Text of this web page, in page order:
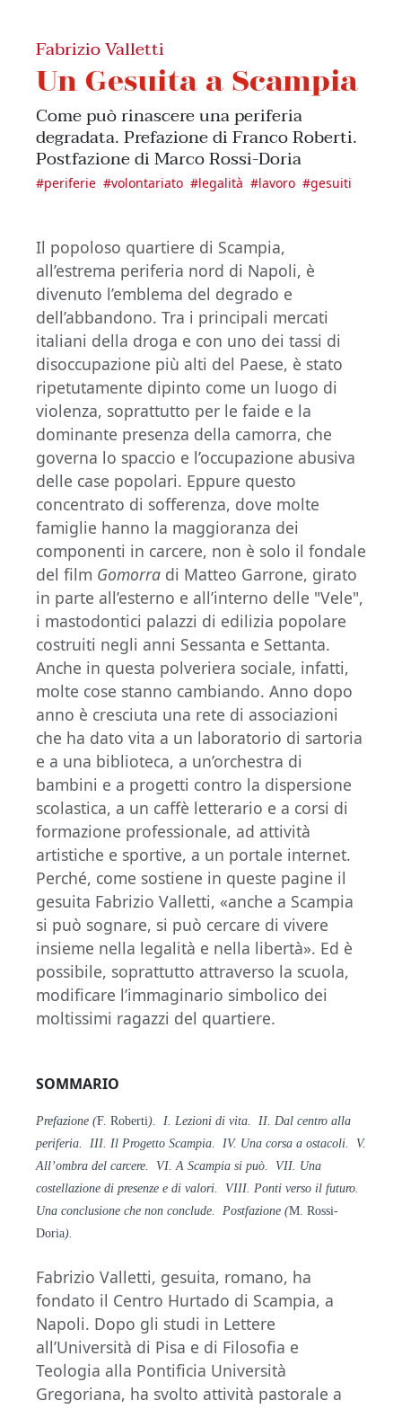
Fabrizio Valletti
Un Gesuita a Scampia
Come può rinascere una periferia
degradata. Prefazione di Franco Roberti.
Postfazione di Marco Rossi-Doria
#periferie #volontariato #legalità #lavoro #gesuiti
Il popoloso quartiere di Scampia,
all’estrema periferia nord di Napoli, è
divenuto l’emblema del degrado e
dell’abbandono. Tra i principali mercati
italiani della droga e con uno dei tassi di
disoccupazione più alti del Paese, è stato
ripetutamente dipinto come un luogo di
violenza, soprattutto per le faide e la
dominante presenza della camorra, che
governa lo spaccio e l’occupazione abusiva
delle case popolari. Eppure questo
concentrato di sofferenza, dove molte
famiglie hanno la maggioranza dei
componenti in carcere, non è solo il fondale
del film Gomorra di Matteo Garrone, girato
in parte all’esterno e all’interno delle "Vele",
i mastodontici palazzi di edilizia popolare
costruiti negli anni Sessanta e Settanta.
Anche in questa polveriera sociale, infatti,
molte cose stanno cambiando. Anno dopo
anno è cresciuta una rete di associazioni
che ha dato vita a un laboratorio di sartoria
e a una biblioteca, a un’orchestra di
bambini e a progetti contro la dispersione
scolastica, a un caffè letterario e a corsi di
formazione professionale, ad attività
artistiche e sportive, a un portale internet.
Perché, come sostiene in queste pagine il
gesuita Fabrizio Valletti, «anche a Scampia
si può sognare, si può cercare di vivere
insieme nella legalità e nella libertà». Ed è
possibile, soprattutto attraverso la scuola,
modificare l’immaginario simbolico dei
moltissimi ragazzi del quartiere.
SOMMARIO
Prefazione (F. Roberti). I. Lezioni di vita. II. Dal centro alla
periferia. III. Il Progetto Scampia. IV. Una corsa a ostacoli. V.
All’ombra del carcere. VI. A Scampia si può. VII. Una
costellazione di presenze e di valori. VIII. Ponti verso il futuro.
Una conclusione che non conclude. Postfazione (M. Rossi-
Doria).
Fabrizio Valletti, gesuita, romano, ha
fondato il Centro Hurtado di Scampia, a
Napoli. Dopo gli studi in Lettere
all’Università di Pisa e di Filosofia e
Teologia alla Pontificia Università
Gregoriana, ha svolto attività pastorale a